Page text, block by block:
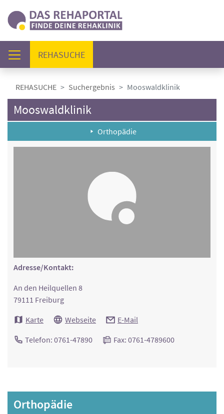
REHASUCHE(AKTUELL)
REHASUCHE Suchergebnis Mooswaldklinik
Mooswaldklinik
Orthopädie
Adresse/Kontakt:
An den Heilquellen 8
79111 Freiburg
Karte
Webseite E-Mail
Telefon: 0761-47890 Fax: 0761-4789600
Orthopädie